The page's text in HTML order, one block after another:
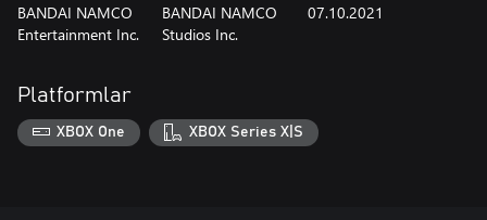
BANDAI NAMCO
Entertainment Inc.
BANDAI NAMCO
Studios Inc.
07.10.2021
Platformlar
XBOX One XBOX Series X|S